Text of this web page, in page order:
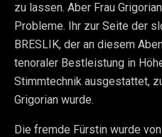
zu lassen. Aber Frau
Probleme. Ihr zur Seite der
BRESLIK, der an diesem
tenoraler Bestleistung in
Stimmtechnik ausgestattet,
Grigorian wurde.
Die fremde Fürstin wurde